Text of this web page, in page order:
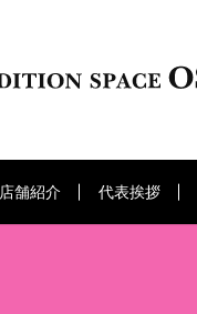
店舗紹介 代表挨拶